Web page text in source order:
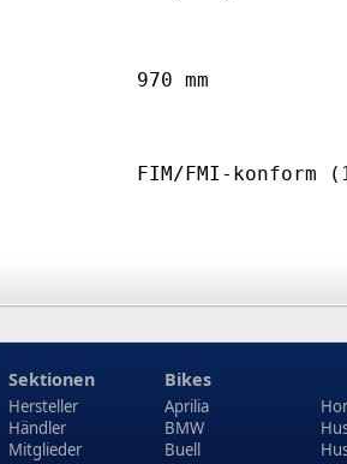
970 mm
FIM/FMI-konform
Sektionen
Hersteller
Händler
Mitglieder
Bikes
Aprilia
BMW
Buell